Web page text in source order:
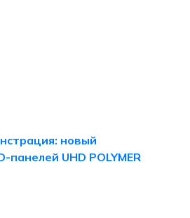
новый
панелей UHD POLYMER